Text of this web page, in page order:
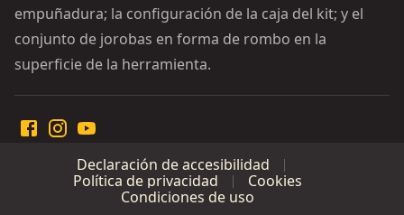
empuñadura; la configuración de la caja del kit; y el
conjunto de jorobas en forma de rombo en la
superficie de la herramienta.
Declaración de accesibilidad
Política de privacidad
Cookies
Condiciones de uso